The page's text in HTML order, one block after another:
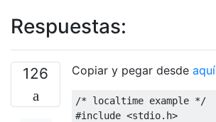
Respuestas:
126 Copiar y pegar desde aquí
/* localtime example */
#include <stdio.h>